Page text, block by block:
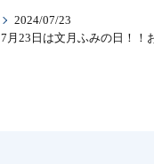
2024/07/23